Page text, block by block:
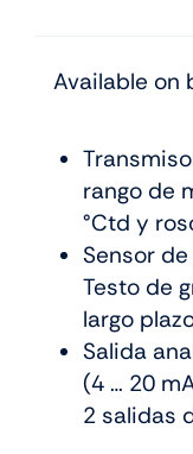
Available on
rango de
°Ctd y
Sensor
Testo de
largo
Salida
(4 … 20
2 salidas